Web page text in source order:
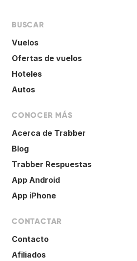
BUSCAR
Vuelos
Ofertas de vuelos
Hoteles
Autos
CONOCER MÁS
Acerca de Trabber
Blog
Trabber Respuestas
App Android
App iPhone
CONTACTAR
Contacto
Afiliados